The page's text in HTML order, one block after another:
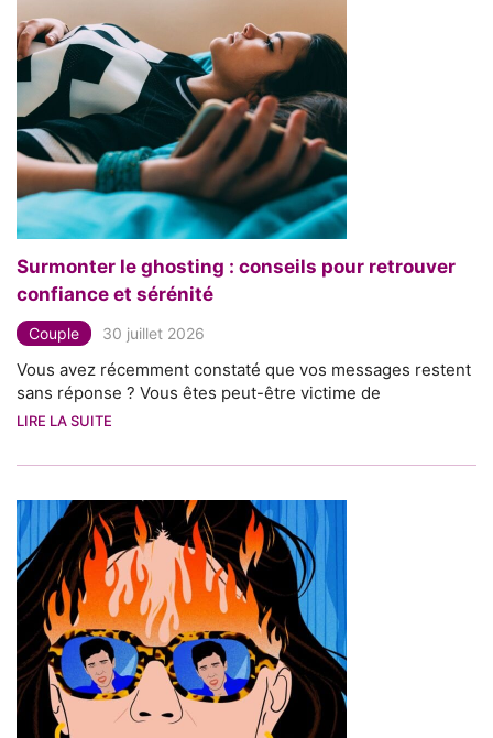
Surmonter le ghosting : conseils pour retrouver
confiance et sérénité
Couple 30 juillet 2026
Vous avez récemment constaté que vos messages restent
sans réponse ? Vous êtes peut-être victime de
LIRE LA SUITE